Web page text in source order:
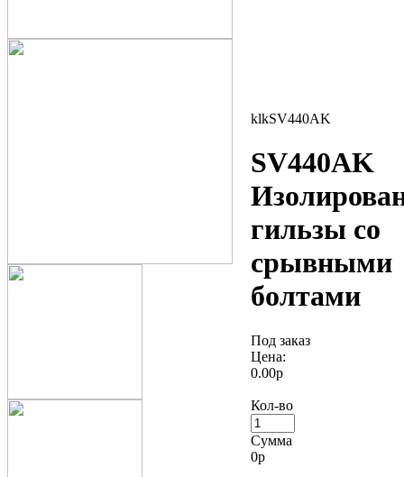
klkSV440AK
SV440AK
гильзы со
срывными
болтами
Под заказ
Цена:
0.00р
Кол-во
Сумма
0р